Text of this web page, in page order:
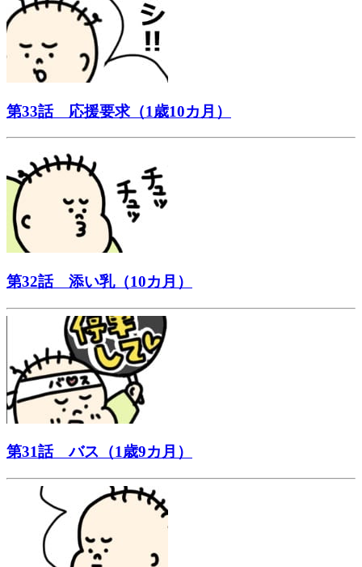
第33話 応援要求（1歳10カ月）
第32話 添い乳（10カ月）
第31話 バス（1歳9カ月）